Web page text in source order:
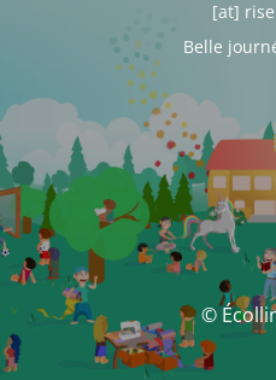
[at]
Belle
©